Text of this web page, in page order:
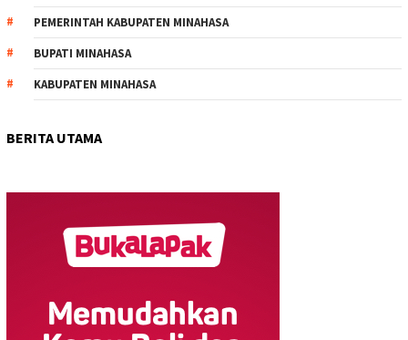
PEMERINTAH KABUPATEN MINAHASA
BUPATI MINAHASA
KABUPATEN MINAHASA
BERITA UTAMA